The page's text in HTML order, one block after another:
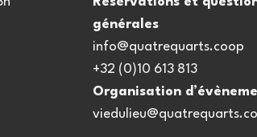
générales
info@quatrequarts.coop
+32 (0)10 613 813
Organisation